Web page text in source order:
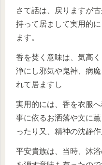
さて話は、戻りますが
持って居まして実用的
ます。
香を焚く意味は、気高
浄にし邪気や鬼神、病
れて居ますし
実用的には、香を衣服
事に依るお洒落や文に
ったり又、精神の沈静作
平安貴族は、当時、沐